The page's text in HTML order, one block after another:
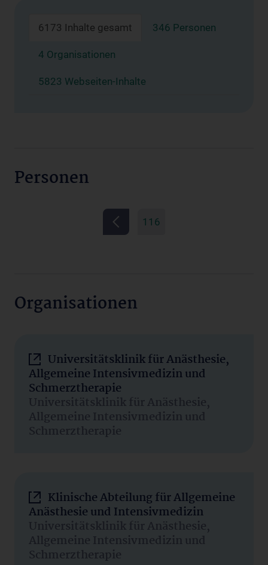
6173 Inhalte gesamt 346 Personen
4 Organisationen
5823 Webseiten-Inhalte
Personen
116
Organisationen
Universitätsklinik für Anästhesie,
Allgemeine Intensivmedizin und
Schmerztherapie
Universitätsklinik für Anästhesie,
Allgemeine Intensivmedizin und
Schmerztherapie
Klinische Abteilung für Allgemeine
Anästhesie und Intensivmedizin
Universitätsklinik für Anästhesie,
Allgemeine Intensivmedizin und
Schmerztherapie